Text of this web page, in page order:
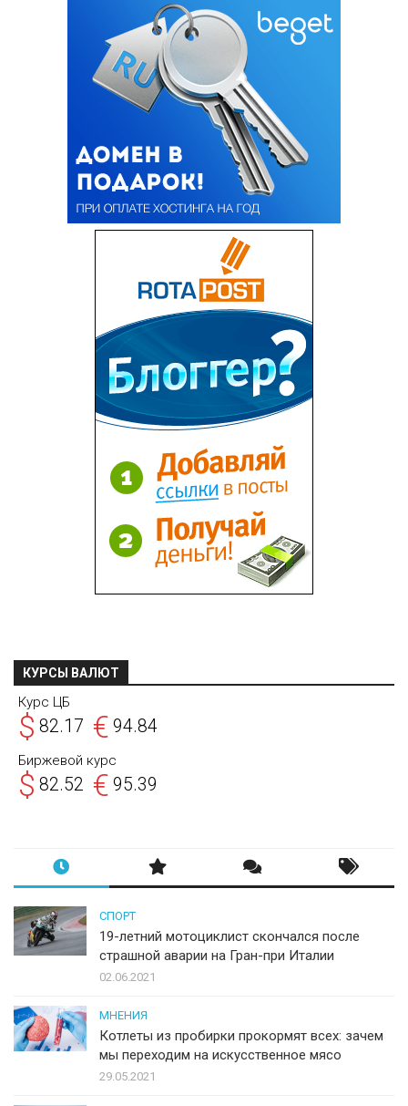
КУРСЫ ВАЛЮТ
Курс ЦБ
$ 82.17 € 94.84
Биржевой курс
$ 82.52 € 95.39
СПОРТ
19-летний мотоциклист скончался после
страшной аварии на Гран-при Италии
02.06.2021
МНЕНИЯ
Котлеты из пробирки прокормят всех: зачем
мы переходим на искусственное мясо
29.05.2021